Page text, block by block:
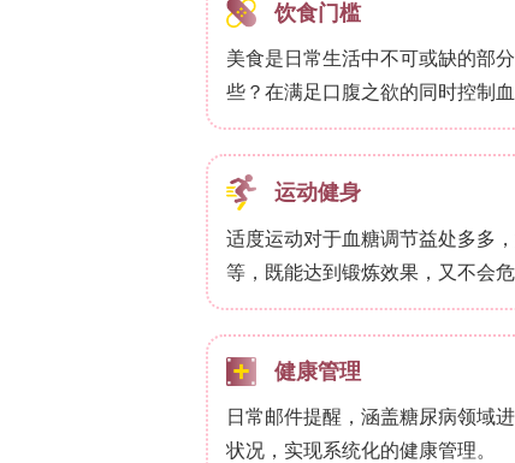
L929细胞培养24 h后，Raw-NA细
(148.91%)，0.5RoHi为131.47%，
(ISO 10993-5标准)。RoHi中维生素
但无毒性，全系样品符合生物相容性
3.6 Wound Healing Performance
体外划痕实验：24 h剩余创面宽度
3RoHi 35.47%，5RoHi 32.23%(即
完全闭合。虽1RoHi细胞活力最高，
生素C和多酚激活PI3K/Akt及MAPK
3.7 In Vitro Release Kinetics
外释放动力学行为）